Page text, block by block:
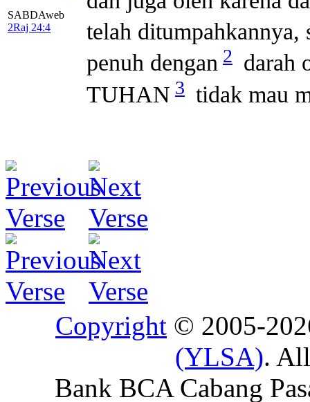
SABDAweb
2Raj 24:4
telah ditumpahkannya,
penuh dengan 2 darah
TUHAN 3 tidak mau
Copyright © 2005-
(YLSA).
Bank BCA Cabang